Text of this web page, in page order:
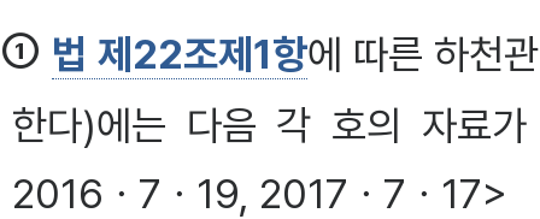
① 법 제22조제1항에 따른 하천
한다)에는 다음 각 호의 자료
2016ㆍ7ㆍ19, 2017ㆍ7ㆍ17>